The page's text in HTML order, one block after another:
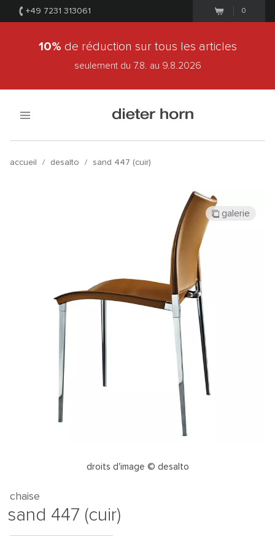
+49 7231 313061 0
10% de réduction sur tous les articles
seulement du 7.8. au 9.8.2026
accueil / desalto / sand 447 (cuir)
droits d'image © desalto
galerie
chaise
sand 447 (cuir)